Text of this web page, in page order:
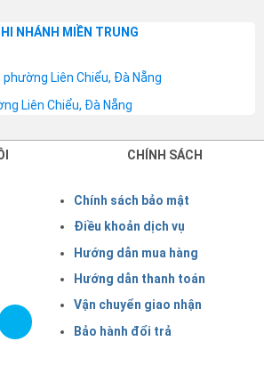
NHÁNH MIỀN TRUNG
phường Liên Chiểu, Đà Nẵng
Liên Chiểu, Đà Nẵng
CHÍNH SÁCH
Chính sách bảo mật
Điều khoản dịch vụ
Hướng dẫn mua hàng
Hướng dẫn thanh toán
Vận chuyển giao nhận
Bảo hành đổi trả